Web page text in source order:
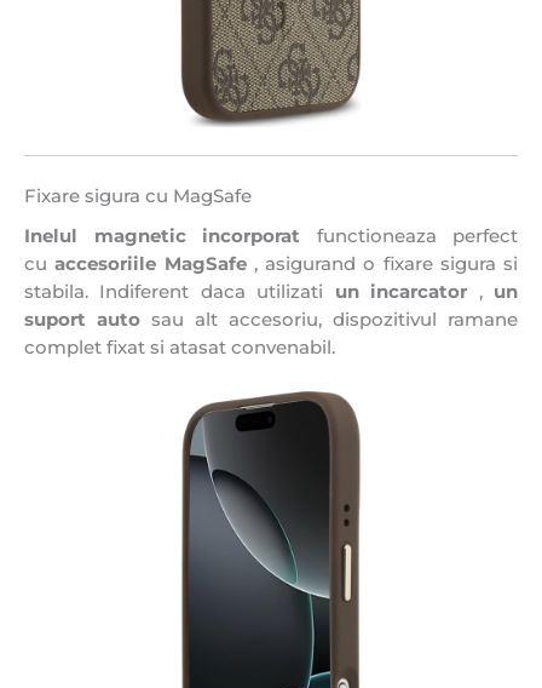
Fixare sigura cu MagSafe
Inelul magnetic incorporat functioneaza perfect
cuaccesoriile MagSafe, asigurand o fixare sigura si
stabila. Indiferent daca utilizati un incarcator , un
suport auto sau alt accesoriu, dispozitivul ramane
complet fixat si atasat convenabil.